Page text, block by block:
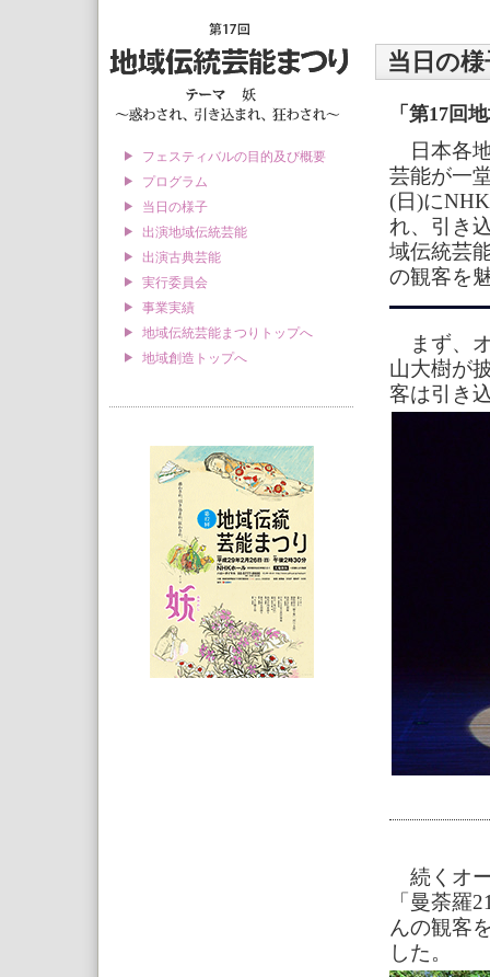
フェスティバルの目的及び概要
プログラム
当日の様子
出演地域伝統芸能
出演古典芸能
実行委員会
事業実績
地域伝統芸能まつりトップへ
地域創造トップへ
当日の様
「第17回
日本各
芸能が一
(日)に
れ、引き
域伝統芸
の観客を
まず、
山大樹が
客は引き
続くオ
「曼荼羅
んの観客
した。